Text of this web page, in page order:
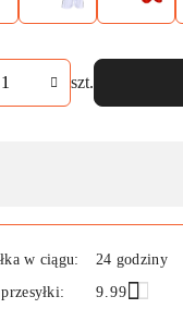
szt.
w ciągu:
24 godziny
9.99